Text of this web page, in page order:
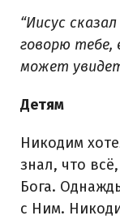
“Иисус
говорю тебе,
может
Детям
Никодим
знал, что
Бога.
с Ним.